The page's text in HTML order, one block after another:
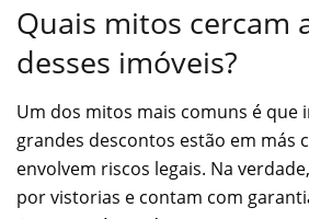
Quais mitos cercam
desses imóveis?
Um dos mitos mais comuns é que
grandes descontos estão em más
envolvem riscos legais. Na
por vistorias e contam com